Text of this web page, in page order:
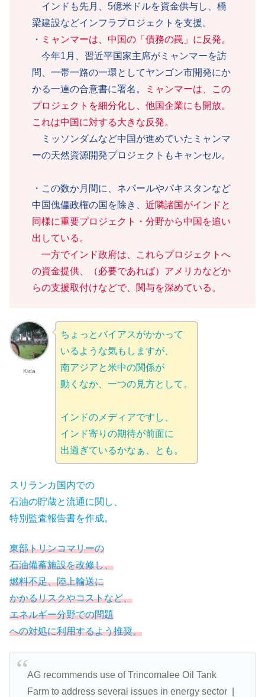
インドも先月、5億米ドルを資金供与し、橋
梁建設などインフラプロジェクトを支援。
・ ミャンマーは、中国の「債務の罠」に反発。
今年1月、習近平国家主席がミャンマーを訪
問、一帯一路の一環としてヤンゴン市開発にか
かる一連の合意書に署名。
ミャンマーは、この
プロジェクトを細分化し、他国企業にも開放。
これは中国に対する大きな反発。
ミッソンダムなど中国が進めていたミャンマ
ーの天然資源開発プロジェクトもキャンセル。
・この数か月間に、ネパールやパキスタンなど
中国傀儡政権の国を除き、 近隣諸国がインドと
同様に重要プロジェクト・分野から中国を追い
出している。
一方でインド政府は、これらプロジェクトへ
の資金提供、（必要であれば）アメリカなどか
らの支援取付けなどで、関与を深めている。
Kida
ちょっとバイアスがかかって
いるような気もしますが、
南アジアと米中の関係が
動くなか、一つの見方として。
インドのメディアですし、
インド寄りの期待が前面に
出過ぎているかなぁ、とも。
スリランカ国内での
石油の貯蔵と流通に関し、
特別監査報告書を作成。
東部トリンコマリーの
石油備蓄施設を改修し、
燃料不足、陸上輸送に
かかるリスクやコストなど、
エネルギー分野での問題
への対処に利用するよう推奨。
AG recommends use of Trincomalee Oil Tank
Farm to address several issues in energy sector |